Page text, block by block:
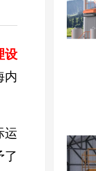
设
内
运
了